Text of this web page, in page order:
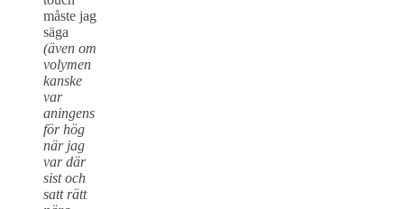
måste jag
säga
(även om
volymen
kanske
var
aningens
för hög
när jag
var där
sist och
satt rätt